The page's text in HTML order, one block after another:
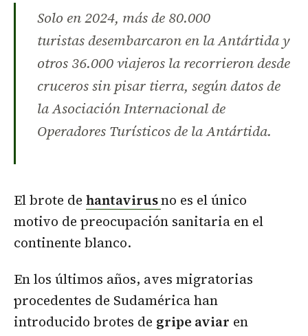
Solo en 2024, más de 80.000
turistas desembarcaron en la Antártida y
otros 36.000 viajeros la recorrieron desde
cruceros sin pisar tierra, según datos de
la Asociación Internacional de
Operadores Turísticos de la Antártida.
El brote de hantavirusno es el único
motivo de preocupación sanitaria en el
continente blanco.
En los últimos años, aves migratorias
procedentes de Sudamérica han
introducido brotes de gripe aviar en